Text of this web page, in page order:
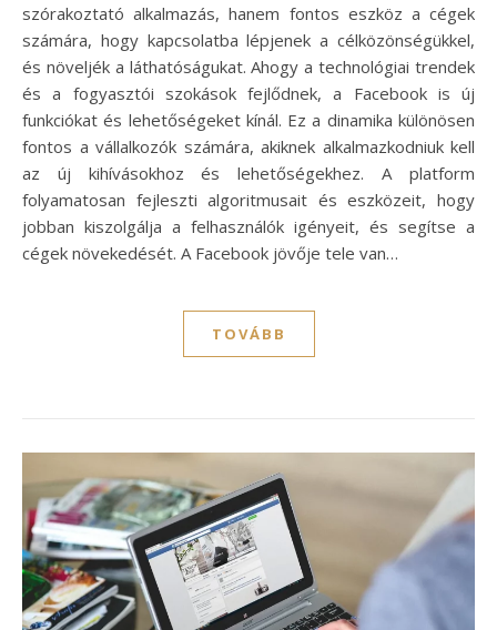
szórakoztató alkalmazás, hanem fontos eszköz a cégek
számára, hogy kapcsolatba lépjenek a célközönségükkel,
és növeljék a láthatóságukat. Ahogy a technológiai trendek
és a fogyasztói szokások fejlődnek, a Facebook is új
funkciókat és lehetőségeket kínál. Ez a dinamika különösen
fontos a vállalkozók számára, akiknek alkalmazkodniuk kell
az új kihívásokhoz és lehetőségekhez. A platform
folyamatosan fejleszti algoritmusait és eszközeit, hogy
jobban kiszolgálja a felhasználók igényeit, és segítse a
cégek növekedését. A Facebook jövője tele van…
TOVÁBB